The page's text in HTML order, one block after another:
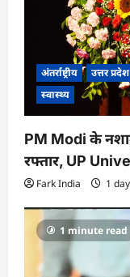
अंतर्राष्ट्रीय उत्तर प्रदेश
स्वास्थ्य
PM Modi के
रफ्तार, UP
Fark India 1
1 minute read